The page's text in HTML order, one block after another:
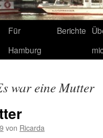
Für
Hamburg
Berichte
war eine Mutter
von Ricarda